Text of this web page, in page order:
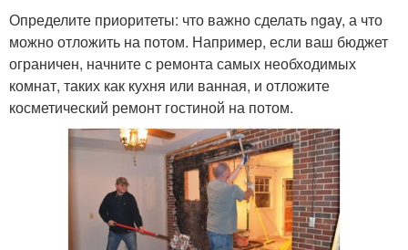
Определите приоритеты: что важно сделать ngay, а что
можно отложить на потом. Например, если ваш бюджет
ограничен, начните с ремонта самых необходимых
комнат, таких как кухня или ванная, и отложите
косметический ремонт гостиной на потом.